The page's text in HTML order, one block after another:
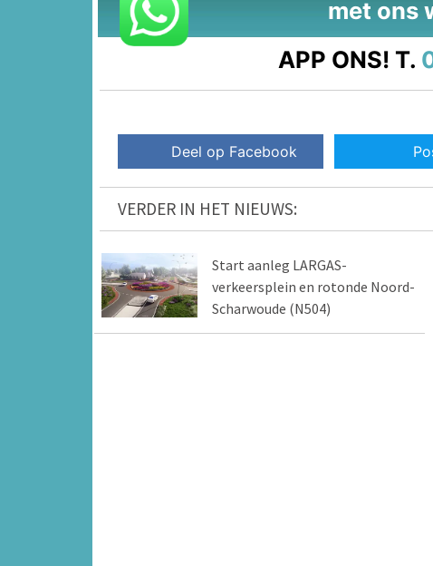
met ons
APP ONS! T.
Deel op Facebook
VERDER IN HET NIEUWS:
Start aanleg LARGAS-
verkeersplein en rotonde Noord-
Scharwoude (N504)